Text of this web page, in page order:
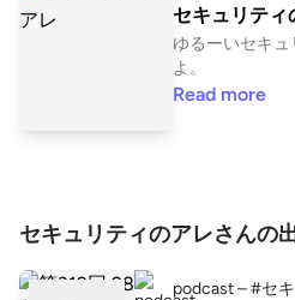
セキュリティ
ゆるーいセキ
よ。
Read more
セキュリティのアレさんの
podcast – #セ